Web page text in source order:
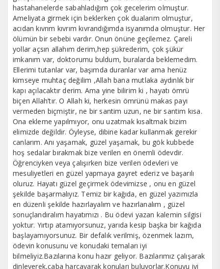
hastahanelerde sabahladığım çok gecelerim olmuştur.
Ameliyata girmek için beklerken çok dualarım olmuştur,
acıdan kıvrım kıvrım kıvrandığımda isyanımda olmuştur. Her
ölümün bir sebebi vardır. Onun önüne geçilemez. Çareli
yollar açsın allahım derim,hep şükrederim, çok şükür
imkanım var, doktorumu buldum, buralarda beklemedim.
Ellerimi tutanlar var, başımda duranlar var ama henüz
kimseye muhtaç değilim ,Allah bana mutlaka aydınlık bir
kapı açılacaktır derim. Ama yine bilirim ki , hayatı ömrü
biçen Allah’tır. O Allah ki, herkesin ömrünü makas payı
vermeden biçmiştir, ne bir santim uzun, ne bir santim kısa.
Ona ekleme yapılmıyor, onu uzatmak kısaltmak bizim
elimizde değildir. Öyleyse, dibine kadar kullanmak gerekir
canlarım. Anı yaşamak, güzel yaşamak, bu gök kubbede
hoş sedalar bırakmak bize verilen en önemli ödevdir.
Öğrenciyken veya çalışırken bize verilen ödevleri ve
mesuliyetleri en güzel yapmaya gayret ederiz ve başarılı
oluruz. Hayatı güzel geçirmek ödevimizse , onu en güzel
şekilde başarmalıyız. Temiz bir kağıda, en güzel yazımızla
en düzenli şekilde hazırlayalım ve hazırlanalım , güzel
sonuçlandıralım hayatımızı . Bu ödevi yazan kalemin silgisi
yoktur. Yırtıp atamıyorsunuz, yarıda kesip başka bir kağıda
başlayamıyorsunuz. Bir defalık verilmiş, özenmek lazım,
ödevin konusunu ve konudaki temaları iyi
bilmeliyiz.Bazılarına konu hazır geliyor. Bazılarımız çalışarak
dinleyerek,çaba harcayarak konuları buluyorlar.Konuyu iyi